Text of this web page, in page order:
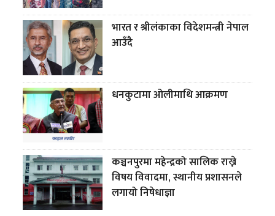
भारत र श्रीलंकाका विदेशमन्त्री नेपाल
आउँदै
धनकुटामा ओलीमाथि आक्रमण
कञ्चनपुरमा महेन्द्रको सालिक राख्ने
विषय विवादमा, स्थानीय प्रशासनले
लगायो निषेधाज्ञा